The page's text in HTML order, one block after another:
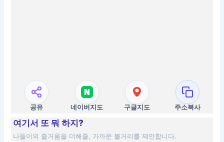
공유 네이버지도 구글지도 주소복사
여기서 또 뭐 하지?
나들이의 즐거움을 더해줄, 가까운 볼거리를 제안합니다.